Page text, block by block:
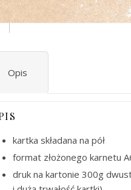
Opis
kartka składana na pół
format złożonego karnetu
druk na kartonie 300g